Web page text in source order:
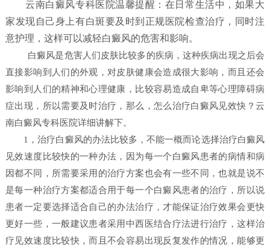
云南白癜风专科医院温馨提醒：在日常生活中，如果大
家发现自己身上有白斑要及时到正规医院检查治疗，同时注
意护理，这样可以减轻白癜风的危害和影响。
白癜风是危害人们皮肤比较多的疾病，这种疾病出现之后会
直接影响到人们的外观，对皮肤健康会造成很大影响，而且还会
影响到人们的精神和心理健康，比较容易造成自卑等心理障碍病
症出现，所以需要及时治疗，那么，怎么治疗白癜风见效快？ 云
南白癜风专科医院详细讲解下。
1，治疗白癜风的办法比较多，不能一概而论选择治疗白癜风
见效速度比较快的一种办法，因为每一个白癜风患者的病情和病
因都不同，所需要采用的治疗方案也会有一些不同，也就是说不
是每一种治疗方案都适合用于每一个白癜风患者的治疗，所以说
患者一定要选择适合自己的办法治疗，才能保证治疗效果会更快
更好一些，一般建议患者采用中西医结合疗法进行治疗，这样治
疗见效速度比较快，而且不会容易出现反复发作的情况，能够更